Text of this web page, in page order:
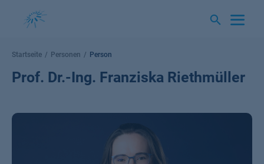
Startseite Personen Person
Prof. Dr.-Ing. Franziska Riethmüller